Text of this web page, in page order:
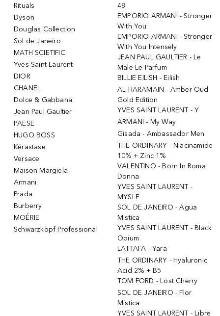
Rituals
Dyson
Douglas Collection
Sol de Janeiro
MATH SCIETIFIC
Yves Saint Laurent
DIOR
CHANEL
Dolce & Gabbana
Jean Paul Gaultier
PAESE
HUGO BOSS
Kérastase
Versace
Maison Margiela
Armani
Prada
Burberry
MOÉRIE
Schwarzkopf Professional
48
EMPORIO ARMANI - Stronger
With You
EMPORIO ARMANI - Stronger
With You Intensely
JEAN PAUL GAULTIER - Le
Male Le Parfum
BILLIE EILISH - Eilish
AL HARAMAIN - Amber Oud
Gold Edition
YVES SAINT LAURENT - Y
ARMANI - My Way
Gisada - Ambassador Men
THE ORDINARY - Niacinamide
10% + Zinc 1%
VALENTINO - Born In Roma
Donna
YVES SAINT LAURENT -
MYSLF
SOL DE JANEIRO - Agua
Mistica
YVES SAINT LAURENT - Black
Opium
LATTAFA - Yara
THE ORDINARY - Hyaluronic
Acid 2% + B5
TOM FORD - Lost Cherry
SOL DE JANEIRO - Flor
Mistica
YVES SAINT LAURENT - Libre